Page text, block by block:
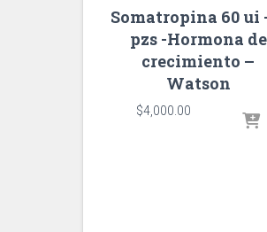
Somatropina 60 ui
pzs -Hormona de
crecimiento –
Watson
$4,000.00